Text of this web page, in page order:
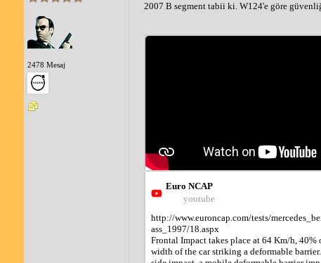
2478 Mesaj
2007 B segment tabii ki. W124'e göre
Euro NCAP
youtube
http://www.euroncap.com/tests/
ass_1997/18.aspx
Frontal Impact takes place at 64 Km/h, 40%
width of the car striking a deformable